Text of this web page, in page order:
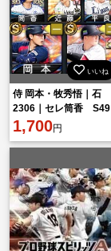
いいね
侍 岡本・牧秀悟｜石
2306｜セレ筒香 S49
A36
1,700円